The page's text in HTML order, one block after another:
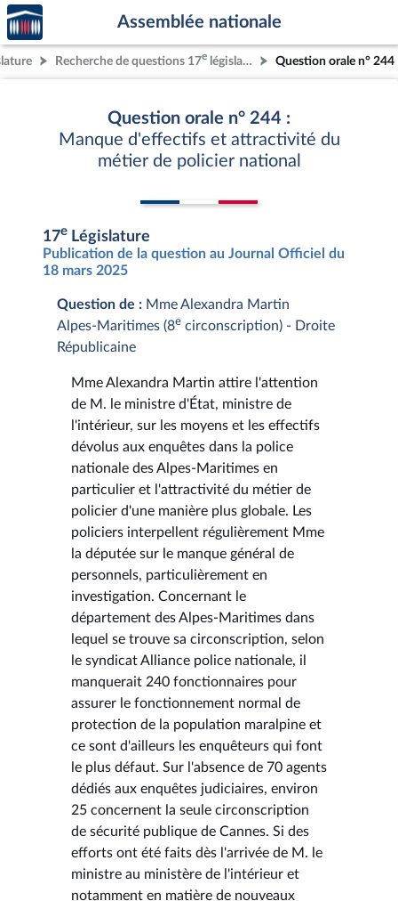
Aller au contenu
Aller en bas de la page
Accèder
à la
page
d'accueil
Assemblée nationale
Recherche de questions 17e législature Question orale n° 244
Question orale n° 244 :
Manque d'effectifs et attractivité du
métier de policier national
17e Législature
Publication de la question au Journal Officiel du
18 mars 2025
Question de : Mme Alexandra Martin
Alpes-Maritimes (8e circonscription) - Droite
Républicaine
Mme Alexandra Martin attire l'attention
de M. le ministre d'État, ministre de
l'intérieur, sur les moyens et les effectifs
dévolus aux enquêtes dans la police
nationale des Alpes-Maritimes en
particulier et l'attractivité du métier de
policier d'une manière plus globale. Les
policiers interpellent régulièrement Mme
la députée sur le manque général de
personnels, particulièrement en
investigation. Concernant le
département des Alpes-Maritimes dans
lequel se trouve sa circonscription, selon
le syndicat Alliance police nationale, il
manquerait 240 fonctionnaires pour
assurer le fonctionnement normal de
protection de la population maralpine et
ce sont d'ailleurs les enquêteurs qui font
le plus défaut. Sur l'absence de 70 agents
dédiés aux enquêtes judiciaires, environ
25 concernent la seule circonscription
de sécurité publique de Cannes. Si des
efforts ont été faits dès l'arrivée de M. le
ministre au ministère de l'intérieur et
notamment en matière de nouveaux